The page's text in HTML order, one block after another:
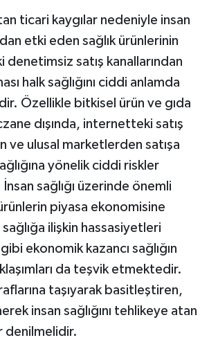
ticari kaygılar nedeniyle insan
etki eden sağlık ürünlerinin
denetimsiz satış kanallarından
halk sağlığını ciddi anlamda
Özellikle bitkisel ürün ve gıda
dışında, internetteki satış
ve ulusal marketlerden satışa
yönelik ciddi riskler
sağlığı üzerinde önemli
piyasa ekonomisine
ilişkin hassasiyetleri
ekonomik kazancı sağlığın
da teşvik etmektedir.
taşıyarak basitleştiren,
insan sağlığını tehlikeye atan
denilmelidir.